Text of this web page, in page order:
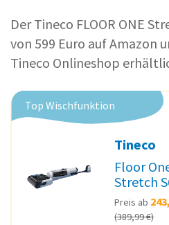
Der Tineco FLOOR ONE
von 599 Euro auf Amazon
Tineco Onlineshop
Top Wischfunktion
Tineco
Floor
Stretch
Preis ab
(389,99 €)